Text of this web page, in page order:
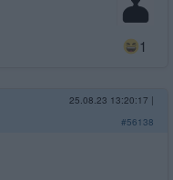
1
25.08.23 13:20:17 |
#56138